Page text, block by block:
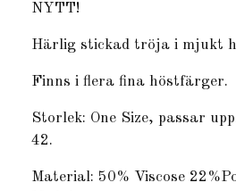
NYTT!
Härlig stickad tröja i mjukt
Finns i flera fina höstfärger.
Storlek: One Size, passar
42.
Material: 50% Viscose